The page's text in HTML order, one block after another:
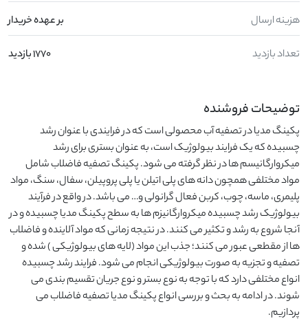
هزینه ارسال بر عهده خریدار
تعداد بازدید 1770 بازدید
توضیحات فروشنده
بیولوژیک رشد چسبیده میکروارگانیزم ها به سطح پکینگ مدیا چسبیده و در
پردازیم.